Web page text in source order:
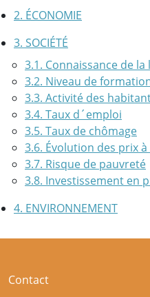
2. ÉCONOMIE
3. SOCIÉTÉ
3.1. Connaissance de
3.2. Niveau de
3.3. Activité des
3.4. Taux d´emploi
3.5. Taux de chômage
3.6. Évolution des prix
3.7. Risque de pauvreté
3.8. Investissement en
4. ENVIRONNEMENT
Contact